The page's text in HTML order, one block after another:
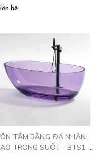
hệ
TẮM BẰNG ĐÁ NHÂN
TRONG SUỐT - BTS1-